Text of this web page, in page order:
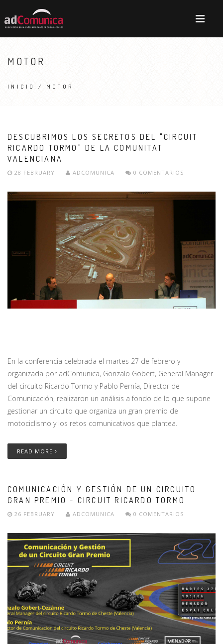
MOTOR
INICIO / MOTOR
DESCUBRIMOS LOS SECRETOS DEL "CIRCUIT
RICARDO TORMO" DE LA COMUNITAT
VALENCIANA
28 FEBRUARY ADCOMUNICA 0 COMENTARIOS
En la conferencia celebrada el martes 27 de febrero y
organizada por adComunica, Gonzalo Gobert, General Manager
del circuito Ricardo Tormo y Pablo Pernía, Director de
Comunicación, realizaron un análisis a fondo de lo que supone
gestionar un circuito que organiza un gran premio de
motociclismo y los retos comunicativos que plantea.
READ MORE
COMUNICACIÓN Y GESTIÓN DE UN CIRCUITO
GRAN PREMIO - CIRCUIT RICARDO TORMO
26 FEBRUARY ADCOMUNICA 0 COMENTARIOS